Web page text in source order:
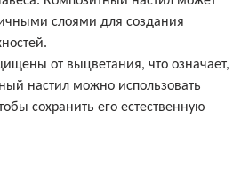
слоями для создания
от выцветания, что означает,
настил можно использовать
сохранить его естественную